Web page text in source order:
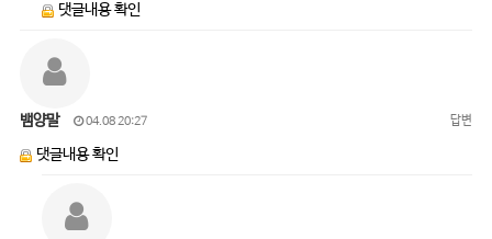
댓글내용 확인
뱀양말 04.08 20:27 답변
댓글내용 확인